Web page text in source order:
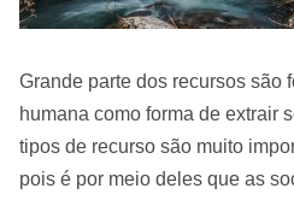
Grande parte dos recursos são
humana como forma de extrair
tipos de recurso são muito
pois é por meio deles que as